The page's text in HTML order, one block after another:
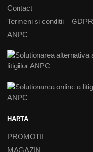
Contact
Termeni si conditii – GDPR
ANPC
HARTA
PROMOTII
MAGAZIN